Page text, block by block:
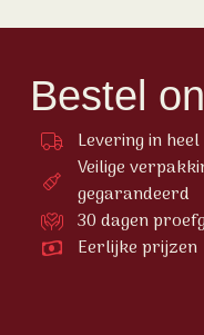
Bestel
Levering in
Veilige
gegarandeerd
30 dagen
Eerlijke prijzen